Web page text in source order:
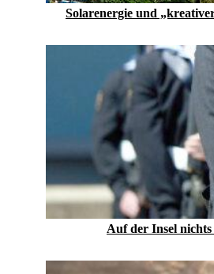
Solarenergie und
Auf der Insel nichts